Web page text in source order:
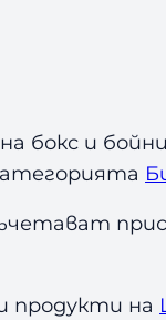
бокс и
продукти на